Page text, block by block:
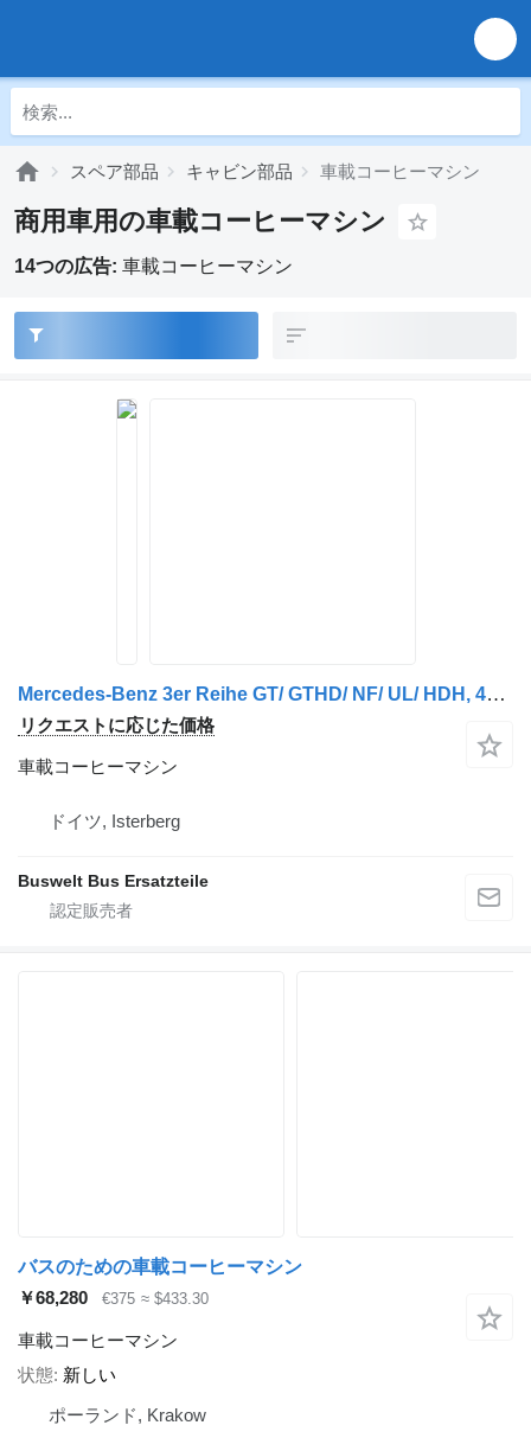
スペア部品 キャビン部品 車載コーヒーマシン
商用車用の車載コーヒーマシン
14つの広告: 車載コーヒーマシン
Mercedes-Benz 3er Reihe GT/ GTHD/ NF/ UL/ HDH, 4er Reihe GT/ GTHD/ NF/ UL/ HDH, 5er Reihe GT/ GTHD/ NF/ UL/ HDH, S328DT, S431DT バスのためのMercedes-Benz : Citaro 1, Citaro 2, Conecto, Integro, Intouro, O3 車載コーヒーマシン
リクエストに応じた価格
車載コーヒーマシン
ドイツ, Isterberg
Buswelt Bus Ersatzteile
バスのための車載コーヒーマシン
￥68,280
€375 ≈ $433.30
車載コーヒーマシン
状態 新しい
ポーランド, Krakow